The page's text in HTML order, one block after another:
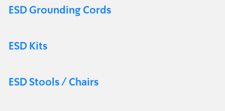
ESD Grounding Cords
ESD Kits
ESD Stools / Chairs